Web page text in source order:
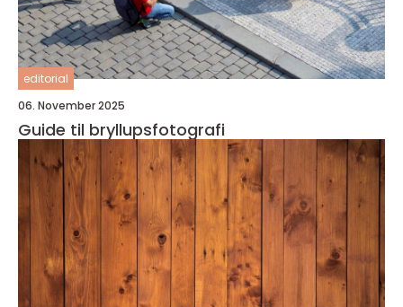
editorial
06. November 2025
Guide til bryllupsfotografi